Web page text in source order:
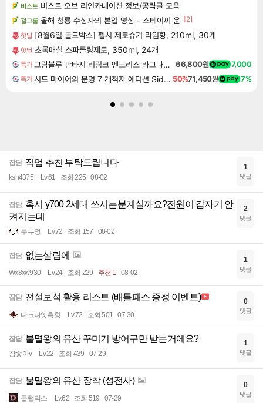
비스트 비스트 오브 리인카네이션 정보/공략글 모음
걸그룹 올해 청룡 수상자의 본업 영상 - 스테이씨 윤 [2]
핫딜 [8월6일 골드박스] 펩시 제로슈거 라임향, 210ml, 30개
핫딜 초록매실 스파클링제로, 350ml, 24개
특가 그랑블루 판타지 리링크 엔드리스 라그나로크 Granblue Fantasy Relink Endless Ragnarok 66,800원 7,000
특가 시드 마이어의 문명 7 개척자 에디션 Sid Meier's Civilization VII Founders Edition 50%71,450원 7%
잡담 직업 추천 부탁드립니다
ksh4375 Lv.61 조회 225 08-02
1
댓글
잡담 혹시 y700 2세대 쓰시는분계실까요?전원이 갑자기 안
켜지는데
두부멍 Lv.72 조회 157 08-02
2
댓글
잡담 없는살림에
Wx8xw930 Lv.24 조회 229 추천 1 08-02
1
댓글
잡담 전설보석 활용 리스트 (배틀패스 증정 이벤트)
다크나잇흑형 Lv.72 조회 501 07-30
0
댓글
잡담 불멸왕의 유산 꾸미기 방어구만 받는거에요?
참좋아v Lv.22 조회 439 07-29
1
댓글
잡담 불멸왕의 유산 장착 (성전사)
클럽믹스 Lv.62 조회 519 07-29
0
댓글